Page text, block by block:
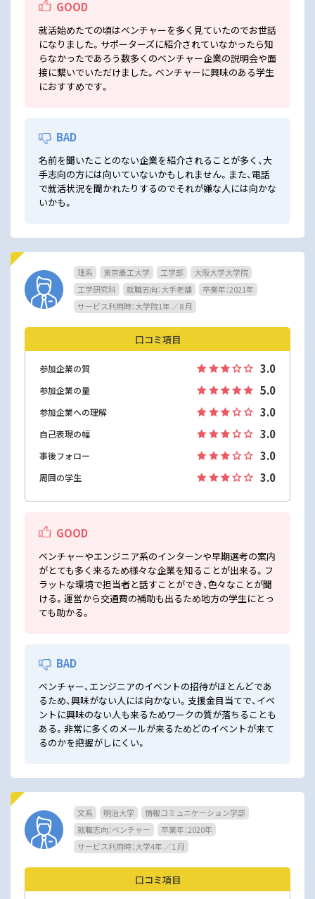
GOOD
就活始めたての頃はベンチャーを多く見ていたのでお世話
になりました。サポーターズに紹介されていなかったら知
らなかったであろう数多くのベンチャー企業の説明会や面
接に繋いでいただけました。ベンチャーに興味のある学生
におすすめです。
BAD
名前を聞いたことのない企業を紹介されることが多く、大
手志向の方には向いていないかもしれません。また、電話
で就活状況を聞かれたりするのでそれが嫌な人には向かな
いかも。
理系 東京農工大学 工学部
大阪大学大学院
工学研究科
就職志向：大手老舗
卒業年：2021年
サービス利用時：大学院1年 ／8 月
口コミ項目
参加企業の質 3.0
参加企業の量 5.0
参加企業への理解 3.0
自己表現の幅 3.0
事後フォロー 3.0
周囲の学生 3.0
GOOD
ベンチャーやエンジニア系のインターンや早期選考の案内
がとても多く来るため様々な企業を知ることが出来る。フ
ラットな環境で担当者と話すことができ、色々なことが聞
ける。運営から交通費の補助も出るため地方の学生にとっ
ても助かる。
BAD
ベンチャー、エンジニアのイベントの招待がほとんどであ
るため、興味がない人には向かない。支援金目当てで、イベ
ントに興味のない人も来るためワークの質が落ちることも
ある。非常に多くのメールが来るためどのイベントが来て
るのかを把握がしにくい。
文系 明治大学
情報コミュニケーション学部
就職志向：ベンチャー
卒業年：2020年
サービス利用時：大学4年 ／1 月
口コミ項目